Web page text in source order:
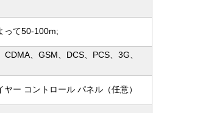
って50-100m;
、GSM、DCS、PCS、3G、
ー コントロール パネル（任意）